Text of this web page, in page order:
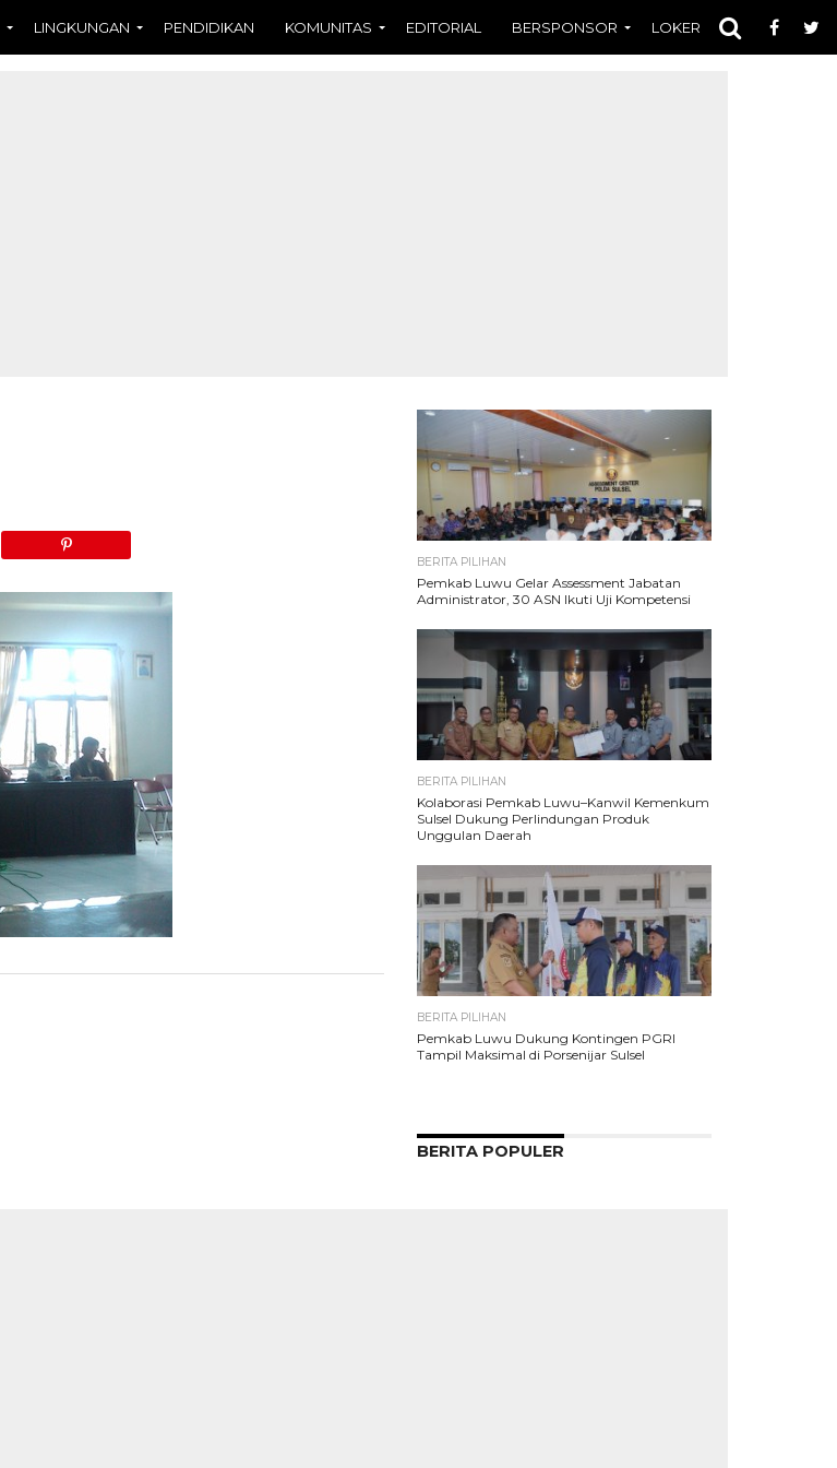
LINGKUNGAN PENDIDIKAN KOMUNITAS EDITORIAL BERSPONSOR LOKER OPINI
BERITA PILIHAN
Pemkab Luwu Gelar Assessment Jabatan
Administrator, 30 ASN Ikuti Uji Kompetensi
BERITA PILIHAN
Kolaborasi Pemkab Luwu–Kanwil Kemenkum
Sulsel Dukung Perlindungan Produk
Unggulan Daerah
BERITA PILIHAN
Pemkab Luwu Dukung Kontingen PGRI
Tampil Maksimal di Porsenijar Sulsel
BERITA POPULER